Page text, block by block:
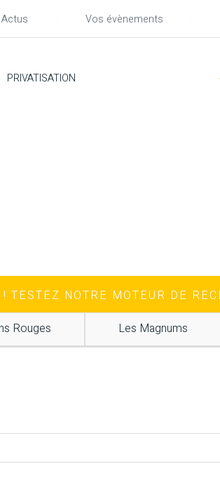
Actus Vos évènements
PRIVATISATION
! TESTEZ NOTRE MOTEUR DE
Rouges Les Magnums